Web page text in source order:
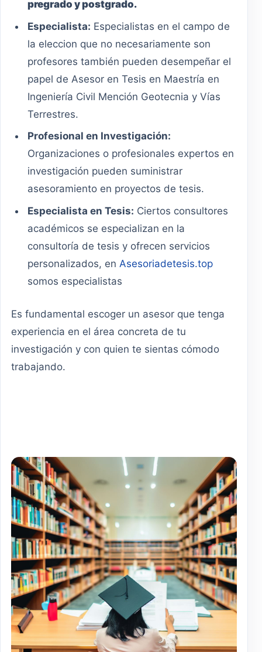
pregrado y postgrado.
Especialista: Especialistas en el campo de
la eleccion que no necesariamente son
profesores también pueden desempeñar el
papel de Asesor en Tesis en Maestría en
Ingeniería Civil Mención Geotecnia y Vías
Terrestres.
Profesional en Investigación:
Organizaciones o profesionales expertos en
investigación pueden suministrar
asesoramiento en proyectos de tesis.
Especialista en Tesis: Ciertos consultores
académicos se especializan en la
consultoría de tesis y ofrecen servicios
personalizados, enAsesoriadetesis.top
somos especialistas
Es fundamental escoger un asesor que tenga
experiencia en el área concreta de tu
investigación y con quien te sientas cómodo
trabajando.